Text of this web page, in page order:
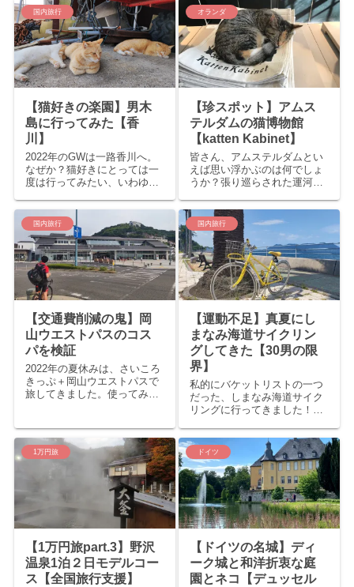
猫カフェ事情についてお伝え
します！ ドイツの猫事情 ～
室内飼いと猫好きドイツ人～
① 外ではほとんど猫を見か
けない...
国内旅行
【猫好きの楽園】男木
島に行ってみた【香
川】
2022年のGWは一路香川へ。
なぜか？猫好きにとっては一
度は行ってみたい、いわゆる
島、青島、瀬戸内海に猫島は
他にもありますが、今回は旅
行者が比較的行きやすい、男
木島（おぎじま）に行ってき
ました！ 男木島へのアクセ
ス...
オランダ
【珍スポット】アムス
テルダムの猫博物館
【katten Kabinet】
皆さん、アムステルダムとい
えば思い浮かぶのは何でしょ
うか？張り巡らされた運河？
名画が満載の美術館？それと
も怪しげな魅力のある飾り
窓？いえいえ、それだけでは
ありません。珍品を扱う博物
館・美術館も多いのです。今
回は猫博...
国内旅行
【交通費削減の鬼】岡
山ウエストパスのコス
パを検証
2022年の夏休みは、さいころ
きっぷ＋岡山ウエストパスで
旅してきました。使ってみる
ます。 岡山ウエストパスとは
岡山（岡山・倉敷など）と広
島東部（福山・尾道など）を
旅行する方におトク！JR...
国内旅行
【運動不足】真夏にし
まなみ海道サイクリン
グしてきた【30男の限
界】
私的にバケットリストの一つ
だった、しまなみ海道サイク
リングに行ってきました！運
の30台男、日帰り、真夏の条
件でどこまでチャリをこげる
のか、検証しましたので誰か
参考にしていただければ幸い
です（笑） 生口島・瀬戸田港
か...
1万円旅
【1万円旅part.3】野沢
温泉1泊２日モデルコー
ス【全国旅行支援】
ドイツ
【ドイツの名城】ディ
ーク城と和洋折衷な庭
園とネコ【デュッセル